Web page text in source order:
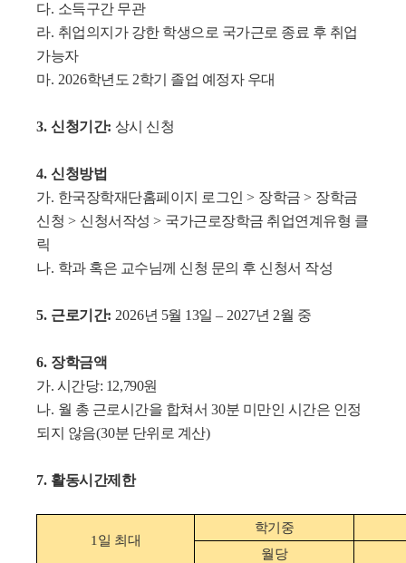
다. 소득구간 무관
라. 취업의지가 강한 학생으로 국가근로 종료 후 취업
가능자
마. 2026학년도 2학기 졸업 예정자 우대
3. 신청기간: 상시 신청
4. 신청방법
가. 한국장학재단홈페이지 로그인 > 장학금 > 장학금
신청 > 신청서작성 > 국가근로장학금 취업연계유형 클
릭
나. 학과 혹은 교수님께 신청 문의 후 신청서 작성
5. 근로기간: 2026년 5월 13일 – 2027년 2월 중
6. 장학금액
가. 시간당: 12,790원
나. 월 총 근로시간을 합쳐서 30분 미만인 시간은 인정
되지 않음(30분 단위로 계산)
7. 활동시간제한
1 일 최대
학기중
월당